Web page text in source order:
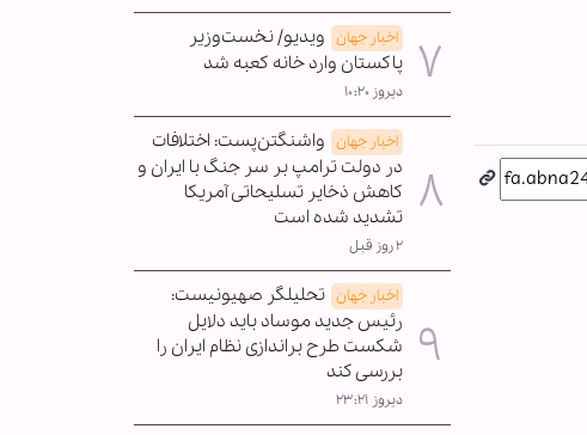
اخبار جهان ویدیو/ نخست‌وزیر
پاکستان وارد خانه کعبه شد
دیروز ۱۰:۲۰
اخبار جهان واشنگتن‌پست: اختلافات
در دولت ترامپ بر سر جنگ با ایران و
کاهش ذخایر تسلیحاتی آمریکا
تشدید شده است
۲ روز قبل
اخبار جهان تحلیلگر صهیونیست:
رئیس جدید موساد باید دلایل
شکست طرح براندازی نظام ایران را
بررسی کند
دیروز ۲۳:۲۱